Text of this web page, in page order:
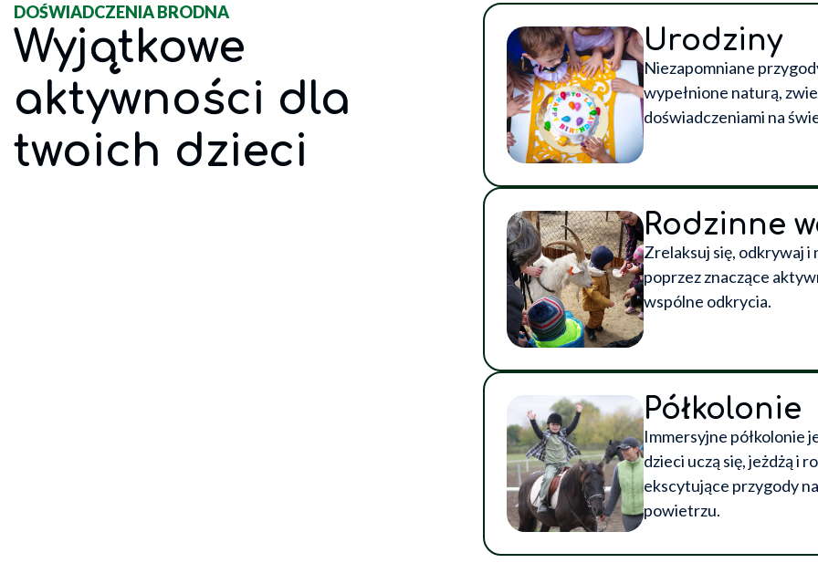
DOŚWIADCZENIA BRODNA
Wyjątkowe
aktywności dla
twoich dzieci
Urodziny
Niezapomniane
wypełnione naturą,
doświadczeniami na
Rodzinne
Zrelaksuj się, odkrywaj i
poprzez znaczące
wspólne odkrycia.
Półkolonie
Immersyjne półkolonie
dzieci uczą się, jeżdżą i
ekscytujące przygody
powietrzu.